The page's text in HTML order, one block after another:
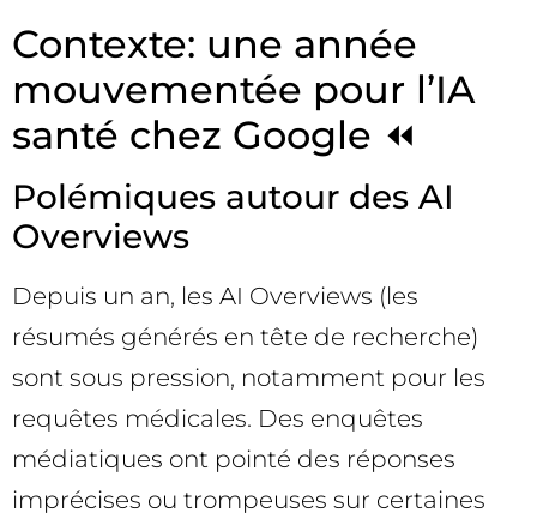
Contexte: une année
mouvementée pour l’IA
santé chez Google ⏪
Polémiques autour des AI
Overviews
Depuis un an, les AI Overviews (les
résumés générés en tête de recherche)
sont sous pression, notamment pour les
requêtes médicales. Des enquêtes
médiatiques ont pointé des réponses
imprécises ou trompeuses sur certaines